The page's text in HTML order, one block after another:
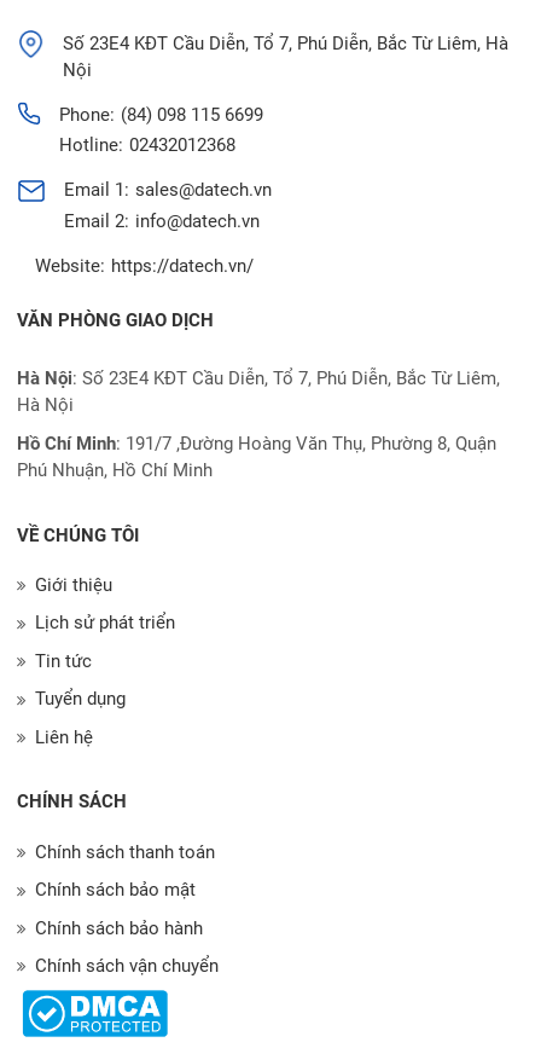
Số 23E4 KĐT Cầu Diễn, Tổ 7, Phú Diễn, Bắc Từ Liêm, Hà
Nội
Phone: (84) 098 115 6699
Hotline: 02432012368
Email 1: sales@datech.vn
Email 2: info@datech.vn
Website: https://datech.vn/
VĂN PHÒNG GIAO DỊCH
Hà Nội: Số 23E4 KĐT Cầu Diễn, Tổ 7, Phú Diễn, Bắc Từ Liêm,
Hà Nội
Hồ Chí Minh: 191/7 ,Đường Hoàng Văn Thụ, Phường 8, Quận
Phú Nhuận, Hồ Chí Minh
VỀ CHÚNG TÔI
Giới thiệu
Lịch sử phát triển
Tin tức
Tuyển dụng
Liên hệ
CHÍNH SÁCH
Chính sách thanh toán
Chính sách bảo mật
Chính sách bảo hành
Chính sách vận chuyển